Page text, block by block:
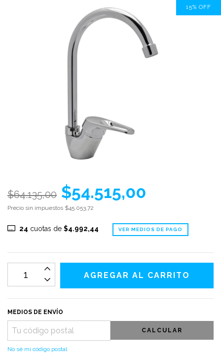
15% OFF
$64.135,00 $54.515,00
Precio sin impuestos $45.053,72
24 cuotas de $4.992,44 VER MEDIOS DE PAGO
MEDIOS DE ENVÍO
CALCULAR
No sé mi código postal